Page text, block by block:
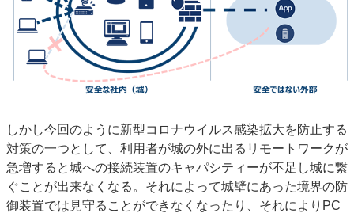
しかし今回のように新型コロナウイルス感染拡大を防止する
対策の一つとして、利用者が城の外に出るリモートワークが
急増すると城への接続装置のキャパシティーが不足し城に繋
ぐことが出来なくなる。それによって城壁にあった境界の防
御装置では見守ることができなくなったり、それによりPC